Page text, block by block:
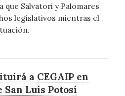
que Salvatori y Palomares
legislativos mientras el
a CEGAIP en
Luis Potosí